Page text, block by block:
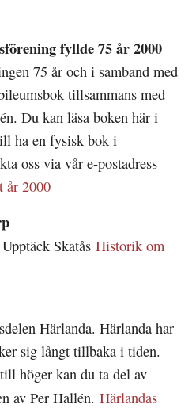
fyllde 75 år 2000
75 år och i samband med
tillsammans med
Du kan läsa boken här i
ha en fysisk bok i
oss via vår e-postadress
år 2000
SkatåsHistorik om
Härlanda. Härlanda har
sig långt tillbaka i tiden.
höger kan du ta del av
av Per Hallén.Härlandas